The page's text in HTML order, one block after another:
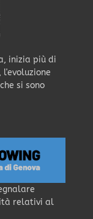
inizia più di
si sono
relativi al